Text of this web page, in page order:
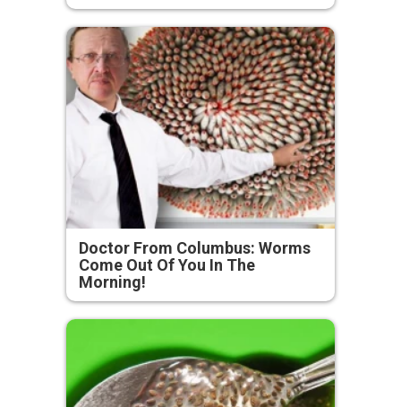
Doctor From Columbus: Worms
Come Out Of You In The
Morning!